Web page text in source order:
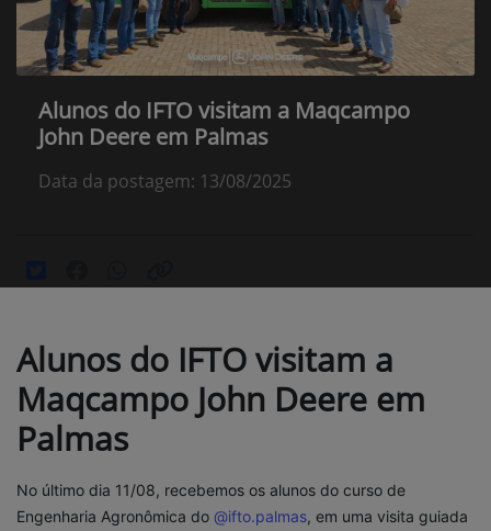
Alunos do IFTO visitam a Maqcampo
John Deere em Palmas
Data da postagem: 13/08/2025
Alunos do IFTO visitam a
Maqcampo John Deere em
Palmas
No último dia 11/08, recebemos os alunos do curso de
Engenharia Agronômica do @ifto.palmas, em uma visita guiada